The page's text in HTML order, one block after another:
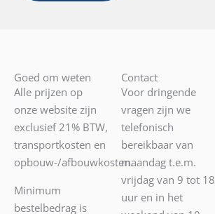
Goed om weten
Alle prijzen op
onze website zijn
exclusief 21% BTW,
transportkosten en
opbouw-/afbouwkosten.
Minimum
bestelbedrag is
Contact
Voor dringende
vragen zijn we
telefonisch
bereikbaar van
maandag t.e.m.
vrijdag van 9 tot 18
uur en in het